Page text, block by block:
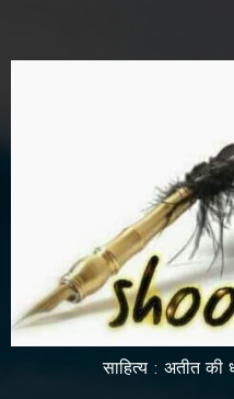
साहित्य : अतीत की